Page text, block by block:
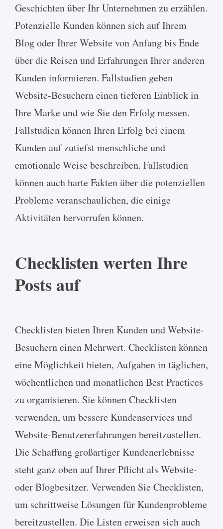
Geschichten über Ihr Unternehmen zu erzählen.
Potenzielle Kunden können sich auf Ihrem
Blog oder Ihrer Website von Anfang bis Ende
über die Reisen und Erfahrungen Ihrer anderen
Kunden informieren. Fallstudien geben
Website-Besuchern einen tieferen Einblick in
Ihre Marke und wie Sie den Erfolg messen.
Fallstudien können Ihren Erfolg bei einem
Kunden auf zutiefst menschliche und
emotionale Weise beschreiben. Fallstudien
können auch harte Fakten über die potenziellen
Probleme veranschaulichen, die einige
Aktivitäten hervorrufen können.
Checklisten werten Ihre
Posts auf
Checklisten bieten Ihren Kunden und Website-
Besuchern einen Mehrwert. Checklisten können
eine Möglichkeit bieten, Aufgaben in täglichen,
wöchentlichen und monatlichen Best Practices
zu organisieren. Sie können Checklisten
verwenden, um bessere Kundenservices und
Website-Benutzererfahrungen bereitzustellen.
Die Schaffung großartiger Kundenerlebnisse
steht ganz oben auf Ihrer Pflicht als Website-
oder Blogbesitzer. Verwenden Sie Checklisten,
um schrittweise Lösungen für Kundenprobleme
bereitzustellen. Die Listen erweisen sich auch